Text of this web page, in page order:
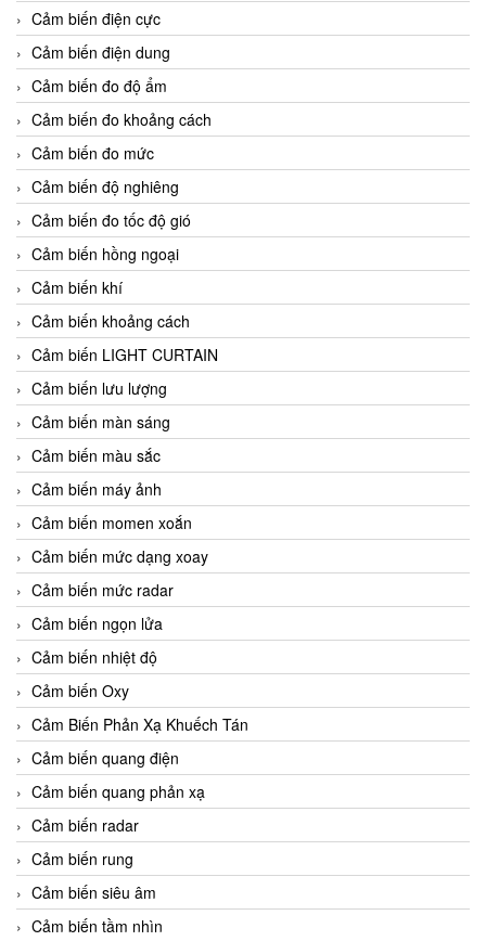
Cảm biến điện cực
Cảm biến điện dung
Cảm biến đo độ ẩm
Cảm biến đo khoảng cách
Cảm biến đo mức
Cảm biến độ nghiêng
Cảm biến đo tốc độ gió
Cảm biến hồng ngoại
Cảm biến khí
Cảm biến khoảng cách
Cảm biến LIGHT CURTAIN
Cảm biến lưu lượng
Cảm biến màn sáng
Cảm biến màu sắc
Cảm biến máy ảnh
Cảm biến momen xoắn
Cảm biến mức dạng xoay
Cảm biến mức radar
Cảm biến ngọn lửa
Cảm biến nhiệt độ
Cảm biến Oxy
Cảm Biến Phản Xạ Khuếch Tán
Cảm biến quang điện
Cảm biến quang phản xạ
Cảm biến radar
Cảm biến rung
Cảm biến siêu âm
Cảm biến tầm nhìn